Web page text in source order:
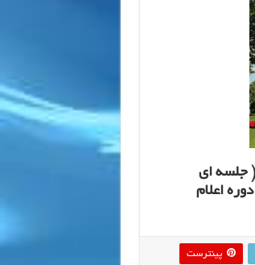
تومان است( جلسه ای
اعلام
پینترست